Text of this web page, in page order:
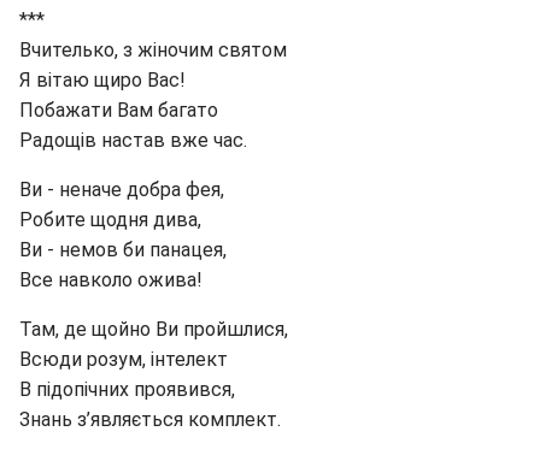
***
Вчителько, з жіночим святом
Я вітаю щиро Вас!
Побажати Вам багато
Радощів настав вже час.
Ви - неначе добра фея,
Робите щодня дива,
Ви - немов би панацея,
Все навколо ожива!
Там, де щойно Ви пройшлися,
Всюди розум, інтелект
В підопічних проявився,
Знань з’являється комплект.